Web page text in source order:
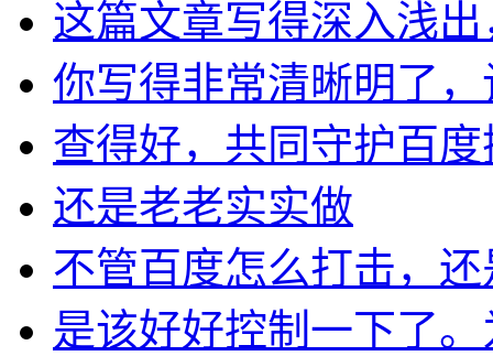
这篇文章写得深入浅出
你写得非常清晰明了，
查得好，共同守护百度
还是老老实实做
不管百度怎么打击，还
是该好好控制一下了。